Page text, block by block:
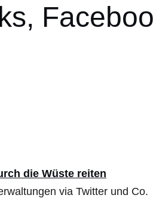
die Wüste reiten
via Twitter und Co.